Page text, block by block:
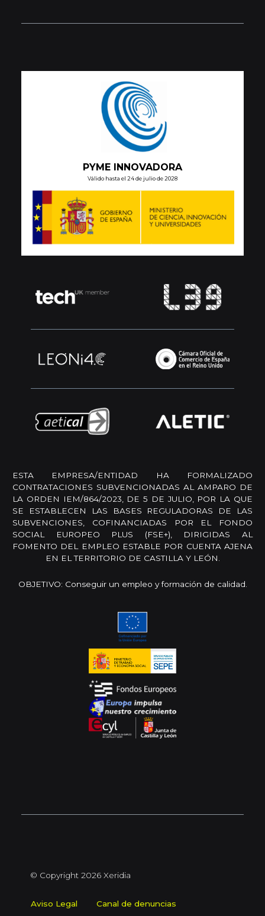
PYME INNOVADORA
Válido hasta el 24 de julio de 2028
ESTA EMPRESA/ENTIDAD HA FORMALIZADO
CONTRATACIONES SUBVENCIONADAS AL AMPARO DE
LA ORDEN IEM/864/2023, DE 5 DE JULIO, POR LA QUE
SE ESTABLECEN LAS BASES REGULADORAS DE LAS
SUBVENCIONES, COFINANCIADAS POR EL FONDO
SOCIAL EUROPEO PLUS (FSE+), DIRIGIDAS AL
FOMENTO DEL EMPLEO ESTABLE POR CUENTA AJENA
EN EL TERRITORIO DE CASTILLA Y LEÓN.
OBJETIVO: Conseguir un empleo y formación de calidad.
© Copyright 2026 Xeridia
Aviso Legal Canal de denuncias